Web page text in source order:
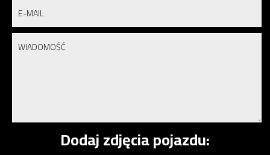
Dodaj zdjęcia pojazdu: